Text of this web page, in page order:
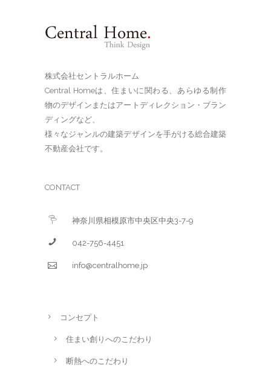
株式会社セントラルホーム
Central Homeは、住まいに関わる、あらゆる制作
物のデザインまたはアートディレクション・ブラン
ディングなど、
様々なジャンルの建築デザインを手がける総合建築
不動産会社です。
CONTACT
神奈川県相模原市中央区中央3-7-9
042-756-4451
info@centralhome.jp
コンセプト
住まい創りへのこだわり
断熱へのこだわり